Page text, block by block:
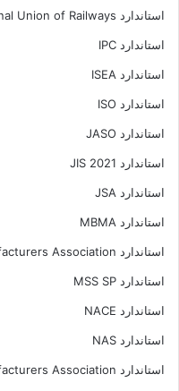
استاندارد International Union of Railways
استاندارد IPC
استاندارد ISEA
استاندارد ISO
استاندارد JASO
استاندارد JIS 2021
استاندارد JSA
استاندارد MBMA
استاندارد Metal Building Manufacturers Association
استاندارد MSS SP
استاندارد NACE
استاندارد NAS
استاندارد National Electrical Manufacturers Association